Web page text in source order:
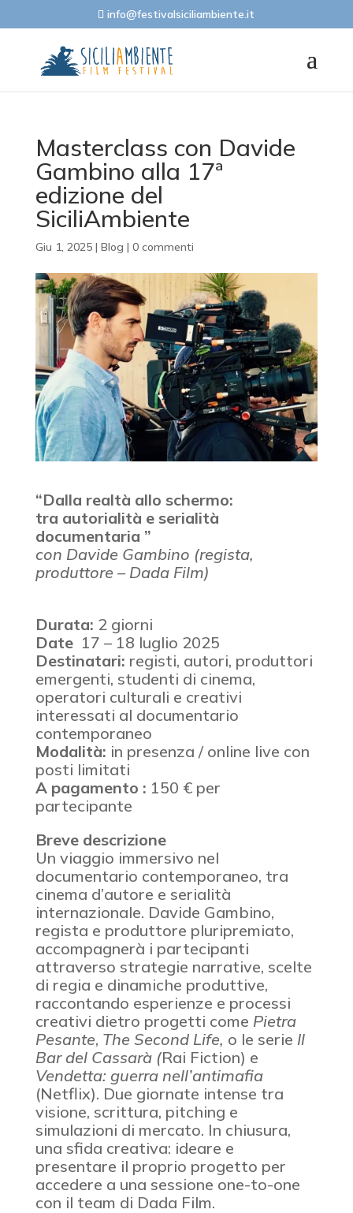
info@festivalsiciliambiente.it
Masterclass con Davide
Gambino alla 17ª
edizione del
SiciliAmbiente
Giu 1, 2025| Blog | 0 commenti
“Dalla realtà allo schermo:
tra autorialità e serialità
documentaria ”
con Davide Gambino (regista,
produttore – Dada Film)
Durata: 2 giorni
Date 17 – 18 luglio 2025
Destinatari: registi, autori, produttori
emergenti, studenti di cinema,
operatori culturali e creativi
interessati al documentario
contemporaneo
Modalità: in presenza / online live con
posti limitati
A pagamento : 150 € per
partecipante
Breve descrizione
Un viaggio immersivo nel
documentario contemporaneo, tra
cinema d’autore e serialità
internazionale. Davide Gambino,
regista e produttore pluripremiato,
accompagnerà i partecipanti
attraverso strategie narrative, scelte
di regia e dinamiche produttive,
raccontando esperienze e processi
creativi dietro progetti come Pietra
Pesante, The Second Life, o le serie Il
Bar del Cassarà (Rai Fiction) e
Vendetta: guerra nell’antimafia
(Netflix). Due giornate intense tra
visione, scrittura, pitching e
simulazioni di mercato. In chiusura,
una sfida creativa: ideare e
presentare il proprio progetto per
accedere a una sessione one-to-one
con il team di Dada Film.